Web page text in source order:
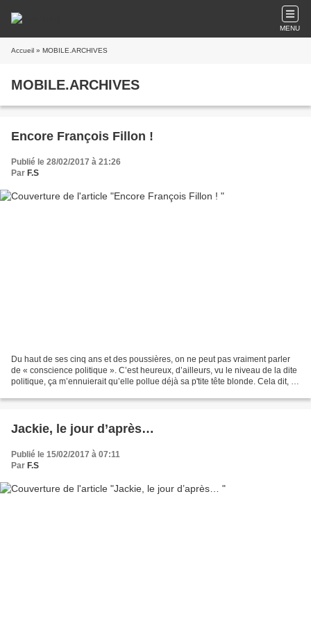
MENU
Accueil » MOBILE.ARCHIVES
MOBILE.ARCHIVES
Encore François Fillon !
Publié le 28/02/2017 à 21:26
Par F.S
Du haut de ses cinq ans et des poussières, on ne peut pas vraiment parler
de « conscience politique ». C’est heureux, d’ailleurs, vu le niveau de la dite
politique, ça m’ennuierait qu’elle pollue déjà sa p'tite tête blonde. Cela dit, il
Jackie, le jour d’après…
Publié le 15/02/2017 à 07:11
Par F.S